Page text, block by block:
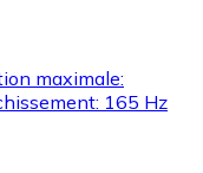
maximale:
165 Hz